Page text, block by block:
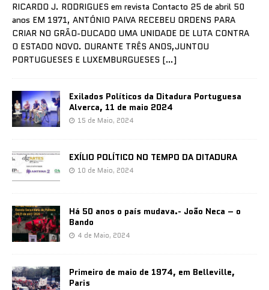
RICARDO J. RODRIGUES em revista Contacto 25 de abril 50
anos EM 1971, ANTÓNIO PAIVA RECEBEU ORDENS PARA
CRIAR NO GRÃO-DUCADO UMA UNIDADE DE LUTA CONTRA
O ESTADO NOVO. DURANTE TRÊS ANOS,JUNTOU
PORTUGUESES E LUXEMBURGUESES […]
Exilados Políticos da Ditadura Portuguesa
Alverca, 11 de maio 2024
15 de Maio, 2024
EXÍLIO POLÍTICO NO TEMPO DA DITADURA
10 de Maio, 2024
Há 50 anos o país mudava.- João Neca – o
Bando
4 de Maio, 2024
Primeiro de maio de 1974, em Belleville,
Paris